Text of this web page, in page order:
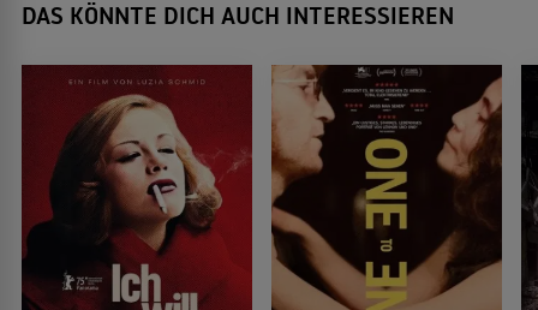
DAS KÖNNTE DICH AUCH INTERESSIEREN